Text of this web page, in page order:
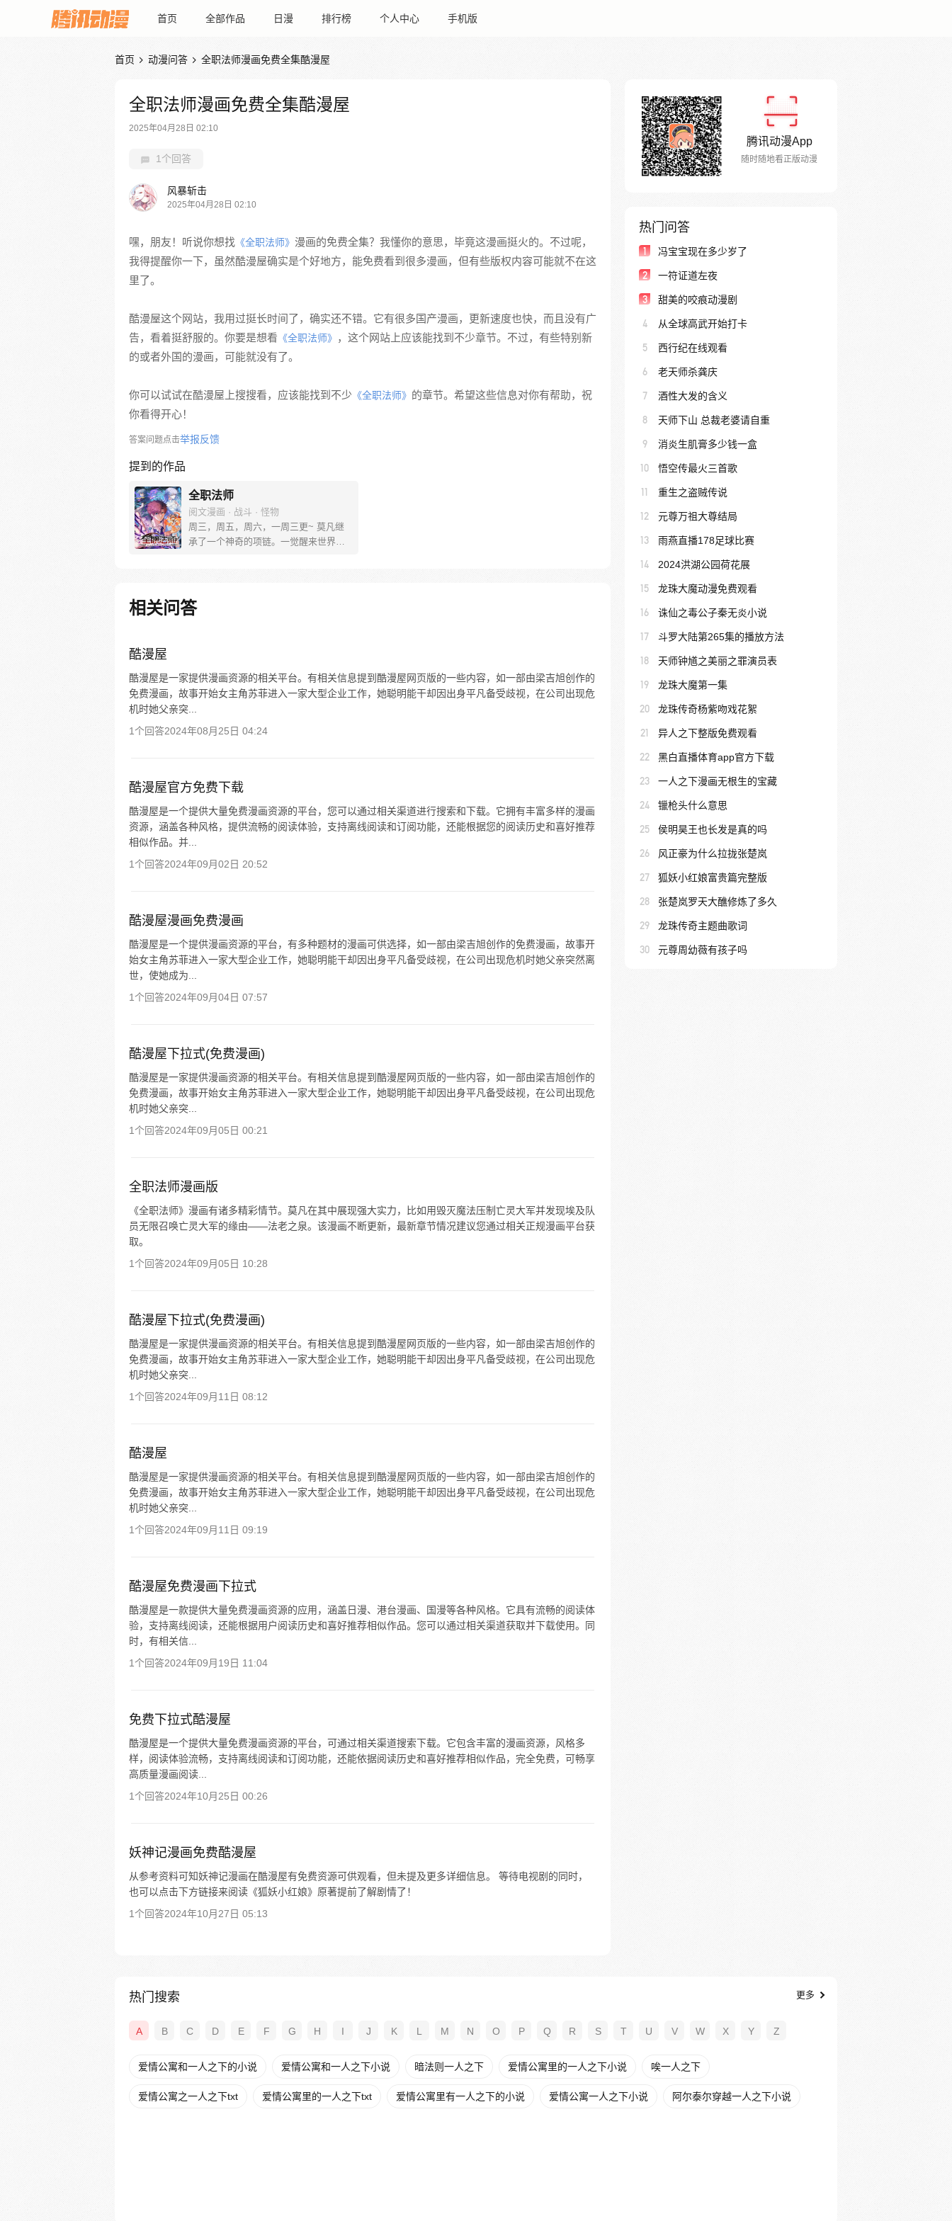
首页 全部作品 日漫 排行榜 个人中心 手机版
首页  动漫问答  全职法师漫画免费全集酷漫屋
全职法师漫画免费全集酷漫屋
2025年04月28日 02:10
1个回答
风暴斩击
2025年04月28日 02:10
嘿，朋友！听说你想找 《全职法师》 漫画的免费全集？我懂你的意思，毕竟这漫画挺火的。不过呢，
我得提醒你一下，虽然酷漫屋确实是个好地方，能免费看到很多漫画，但有些版权内容可能就不在这
里了。
酷漫屋这个网站，我用过挺长时间了，确实还不错。它有很多国产漫画，更新速度也快，而且没有广
告，看着挺舒服的。你要是想看 《全职法师》 ，这个网站上应该能找到不少章节。不过，有些特别新
的或者外国的漫画，可能就没有了。
你可以试试在酷漫屋上搜搜看，应该能找到不少 《全职法师》 的章节。希望这些信息对你有帮助，祝
你看得开心！
答案问题点击举报反馈
提到的作品
全职法师
阅文漫画 · 战斗 · 怪物
周三，周五，周六，一周三更~ 莫凡继
承了一个神奇的项链。一觉醒来世界大
相关问答
酷漫屋
酷漫屋是一家提供漫画资源的相关平台。有相关信息提到酷漫屋网页版的一些内容，如一部由梁吉旭创作的
免费漫画，故事开始女主角苏菲进入一家大型企业工作，她聪明能干却因出身平凡备受歧视，在公司出现危
机时她父亲突...
1个回答2024年08月25日 04:24
酷漫屋官方免费下载
酷漫屋是一个提供大量免费漫画资源的平台，您可以通过相关渠道进行搜索和下载。它拥有丰富多样的漫画
资源，涵盖各种风格，提供流畅的阅读体验，支持离线阅读和订阅功能，还能根据您的阅读历史和喜好推荐
相似作品。并...
1个回答2024年09月02日 20:52
酷漫屋漫画免费漫画
酷漫屋是一个提供漫画资源的平台，有多种题材的漫画可供选择，如一部由梁吉旭创作的免费漫画，故事开
始女主角苏菲进入一家大型企业工作，她聪明能干却因出身平凡备受歧视，在公司出现危机时她父亲突然离
世，使她成为...
1个回答2024年09月04日 07:57
酷漫屋下拉式(免费漫画)
酷漫屋是一家提供漫画资源的相关平台。有相关信息提到酷漫屋网页版的一些内容，如一部由梁吉旭创作的
免费漫画，故事开始女主角苏菲进入一家大型企业工作，她聪明能干却因出身平凡备受歧视，在公司出现危
机时她父亲突...
1个回答2024年09月05日 00:21
全职法师漫画版
《全职法师》漫画有诸多精彩情节。莫凡在其中展现强大实力，比如用毁灭魔法压制亡灵大军并发现埃及队
员无限召唤亡灵大军的缘由——法老之泉。该漫画不断更新，最新章节情况建议您通过相关正规漫画平台获
取。
1个回答2024年09月05日 10:28
酷漫屋下拉式(免费漫画)
酷漫屋是一家提供漫画资源的相关平台。有相关信息提到酷漫屋网页版的一些内容，如一部由梁吉旭创作的
免费漫画，故事开始女主角苏菲进入一家大型企业工作，她聪明能干却因出身平凡备受歧视，在公司出现危
机时她父亲突...
1个回答2024年09月11日 08:12
酷漫屋
酷漫屋是一家提供漫画资源的相关平台。有相关信息提到酷漫屋网页版的一些内容，如一部由梁吉旭创作的
免费漫画，故事开始女主角苏菲进入一家大型企业工作，她聪明能干却因出身平凡备受歧视，在公司出现危
机时她父亲突...
1个回答2024年09月11日 09:19
酷漫屋免费漫画下拉式
酷漫屋是一款提供大量免费漫画资源的应用，涵盖日漫、港台漫画、国漫等各种风格。它具有流畅的阅读体
验，支持离线阅读，还能根据用户阅读历史和喜好推荐相似作品。您可以通过相关渠道获取并下载使用。同
时，有相关信...
1个回答2024年09月19日 11:04
免费下拉式酷漫屋
酷漫屋是一个提供大量免费漫画资源的平台，可通过相关渠道搜索下载。它包含丰富的漫画资源，风格多
样，阅读体验流畅，支持离线阅读和订阅功能，还能依据阅读历史和喜好推荐相似作品，完全免费，可畅享
高质量漫画阅读...
1个回答2024年10月25日 00:26
妖神记漫画免费酷漫屋
从参考资料可知妖神记漫画在酷漫屋有免费资源可供观看，但未提及更多详细信息。 等待电视剧的同时，
也可以点击下方链接来阅读《狐妖小红娘》原著提前了解剧情了！
1个回答2024年10月27日 05:13
腾讯动漫App
随时随地看正版动漫
热门问答
1 冯宝宝现在多少岁了
2 一符证道左夜
3 甜美的咬痕动漫剧
4 从全球高武开始打卡
5 西行纪在线观看
6 老天师杀龚庆
7 酒性大发的含义
8 天师下山 总裁老婆请自重
9 消炎生肌膏多少钱一盒
10 悟空传最火三首歌
11 重生之盗贼传说
12 元尊万祖大尊结局
13 雨燕直播178足球比赛
14 2024洪湖公园荷花展
15 龙珠大魔动漫免费观看
16 诛仙之毒公子秦无炎小说
17 斗罗大陆第265集的播放方法
18 天师钟馗之美丽之罪演员表
19 龙珠大魔第一集
20 龙珠传奇杨紫吻戏花絮
21 异人之下整版免费观看
22 黑白直播体育app官方下载
23 一人之下漫画无根生的宝藏
24 镴枪头什么意思
25 侯明昊王也长发是真的吗
26 风正豪为什么拉拢张楚岚
27 狐妖小红娘富贵篇完整版
28 张楚岚罗天大醮修炼了多久
29 龙珠传奇主题曲歌词
30 元尊周幼薇有孩子吗
热门搜索 更多
A B C D E F G H I J K L M N O P Q R S T U V W X Y Z
爱情公寓和一人之下的小说 爱情公寓和一人之下小说 暗法则一人之下 爱情公寓里的一人之下小说 唉一人之下
爱情公寓之一人之下txt 爱情公寓里的一人之下txt 爱情公寓里有一人之下的小说 爱情公寓一人之下小说 阿尔泰尔穿越一人之下小说